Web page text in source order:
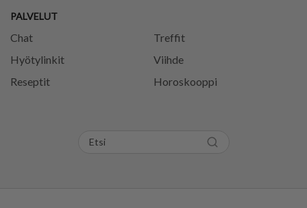
PALVELUT
Chat
Treffit
Hyötylinkit
Viihde
Reseptit
Horoskooppi